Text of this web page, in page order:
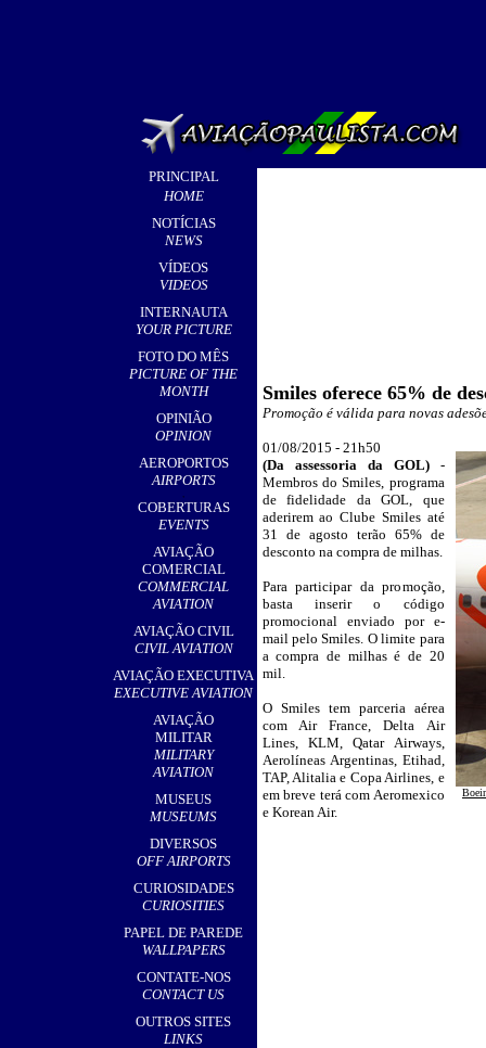
PRINCIPAL
HOME
NOTÍCIAS
NEWS
VÍDEOS
VIDEOS
INTERNAUTA
YOUR PICTURE
FOTO DO MÊS
PICTURE OF THE
MONTH
OPINIÃO
OPINION
AEROPORTOS
AIRPORTS
,
COBERTURAS
EVENTS
AVIAÇÃO
COMERCIAL
COMMERCIAL
AVIATION
AVIAÇÃO CIVIL
CIVIL AVIATION
AVIAÇÃO EXECUTIVA
EXECUTIVE AVIATION
AVIAÇÃO
MILITAR
MILITARY
AVIATION
MUSEUS
MUSEUMS
DIVERSOS
OFF AIRPORTS
CURIOSIDADES
CURIOSITIES
PAPEL DE PAREDE
WALLPAPERS
CONTATE-NOS
CONTACT US
OUTROS SITES
LINKS
Smiles oferece 65% de
Promoção é válida para novas
01/08/2015 - 21h50
(Da assessoria da GOL)
-
Membros do Smiles, programa
de fidelidade da GOL, que
aderirem ao Clube Smiles até
31 de agosto terão 65% de
desconto na compra de milhas.
Para participar da promoção,
basta inserir o código
promocional enviado por e-
mail pelo Smiles. O limite para
a compra de milhas é de 20
mil.
O Smiles tem parceria aérea
com Air France, Delta Air
Lines, KLM, Qatar Airways,
Aerolíneas Argentinas, Etihad,
TAP, Alitalia e Copa Airlines, e
em breve terá com Aeromexico
e Korean Air.